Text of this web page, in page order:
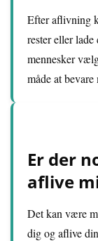
Efter aflivning
rester eller
mennesker
måde at
Er der
aflive
Det kan være
dig og aflive